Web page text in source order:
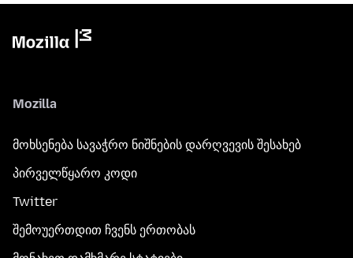
Mozilla
მოხსენება სავაჭრო ნიშნების დარღვევის შესახებ
პირველწყარო კოდი
Twitter
შემოუერთდით ჩვენს ერთობას